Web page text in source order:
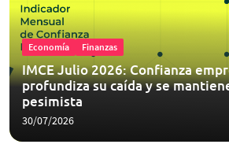
Economía Finanzas
IMCE Julio 2026: Confianza
profundiza su caída y se
pesimista
30/07/2026